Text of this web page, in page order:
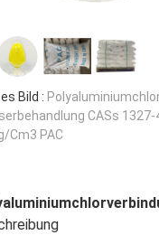
Bild :
CASs 1327-
Cm3 PAC